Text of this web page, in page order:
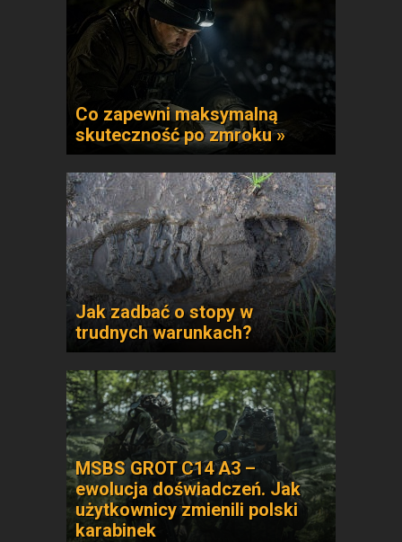
Co zapewni maksymalną
skuteczność po zmroku »
Jak zadbać o stopy w
trudnych warunkach?
MSBS GROT C14 A3 –
ewolucja doświadczeń. Jak
użytkownicy zmienili polski
karabinek